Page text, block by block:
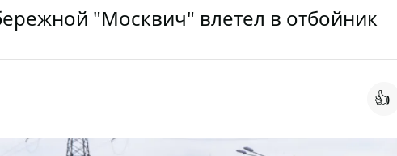
"Москвич" влетел в отбойник
👍